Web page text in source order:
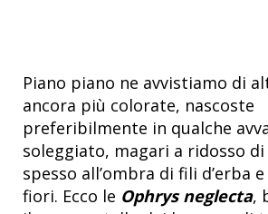
Piano piano ne avvistiamo di
ancora più colorate, nascoste
preferibilmente in qualche
soleggiato, magari a ridosso
spesso all’ombra di fili d’erba
fiori. Ecco le Ophrys neglecta,